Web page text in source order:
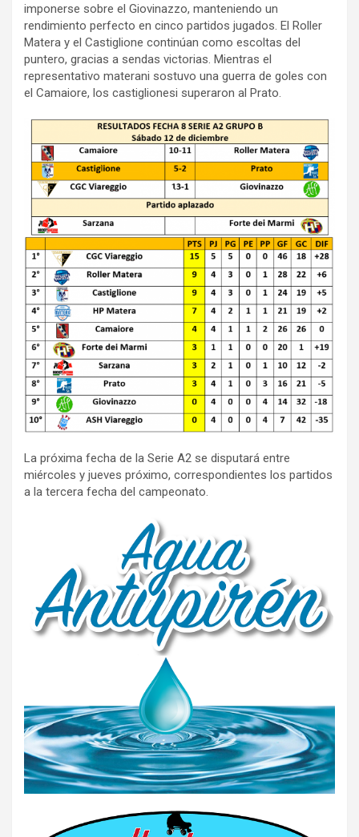
imponerse sobre el Giovinazzo, manteniendo un
rendimiento perfecto en cinco partidos jugados. El Roller
Matera y el Castiglione continúan como escoltas del
puntero, gracias a sendas victorias. Mientras el
representativo materani sostuvo una guerra de goles con
el Camaiore, los castiglionesi superaron al Prato.
La próxima fecha de la Serie A2 se disputará entre
miércoles y jueves próximo, correspondientes los partidos
a la tercera fecha del campeonato.